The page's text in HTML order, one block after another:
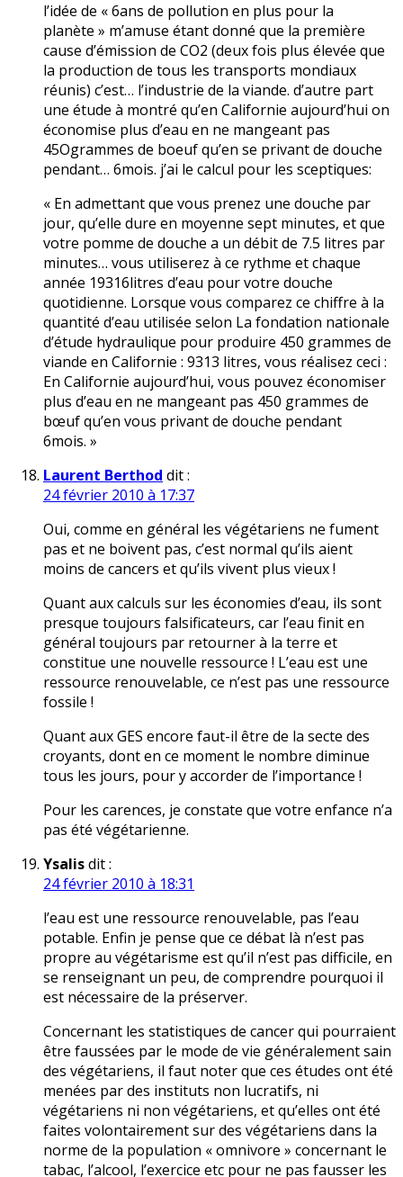
l’idée de « 6ans de pollution en plus pour la
planète » m’amuse étant donné que la première
cause d’émission de CO2 (deux fois plus élevée que
la production de tous les transports mondiaux
réunis) c’est… l’industrie de la viande. d’autre part
une étude à montré qu’en Californie aujourd’hui on
économise plus d’eau en ne mangeant pas
45Ogrammes de boeuf qu’en se privant de douche
pendant… 6mois. j’ai le calcul pour les sceptiques:
« En admettant que vous prenez une douche par
jour, qu’elle dure en moyenne sept minutes, et que
votre pomme de douche a un débit de 7.5 litres par
minutes… vous utiliserez à ce rythme et chaque
année 19316litres d’eau pour votre douche
quotidienne. Lorsque vous comparez ce chiffre à la
quantité d’eau utilisée selon La fondation nationale
d’étude hydraulique pour produire 450 grammes de
viande en Californie : 9313 litres, vous réalisez ceci :
En Californie aujourd’hui, vous pouvez économiser
plus d’eau en ne mangeant pas 450 grammes de
bœuf qu’en vous privant de douche pendant
6mois. »
Laurent Berthod dit :
24 février 2010 à 17:37
Oui, comme en général les végétariens ne fument
pas et ne boivent pas, c’est normal qu’ils aient
moins de cancers et qu’ils vivent plus vieux !
Quant aux calculs sur les économies d’eau, ils sont
presque toujours falsificateurs, car l’eau finit en
général toujours par retourner à la terre et
constitue une nouvelle ressource ! L’eau est une
ressource renouvelable, ce n’est pas une ressource
fossile !
Quant aux GES encore faut-il être de la secte des
croyants, dont en ce moment le nombre diminue
tous les jours, pour y accorder de l’importance !
Pour les carences, je constate que votre enfance n’a
pas été végétarienne.
Ysalisdit :
24 février 2010 à 18:31
l’eau est une ressource renouvelable, pas l’eau
potable. Enfin je pense que ce débat là n’est pas
propre au végétarisme est qu’il n’est pas difficile, en
se renseignant un peu, de comprendre pourquoi il
est nécessaire de la préserver.
Concernant les statistiques de cancer qui pourraient
être faussées par le mode de vie généralement sain
des végétariens, il faut noter que ces études ont été
menées par des instituts non lucratifs, ni
végétariens ni non végétariens, et qu’elles ont été
faites volontairement sur des végétariens dans la
norme de la population « omnivore » concernant le
tabac, l’alcool, l’exercice etc pour ne pas fausser les